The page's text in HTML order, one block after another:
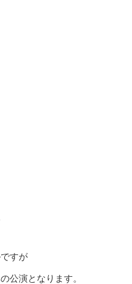
すが
公演となります。